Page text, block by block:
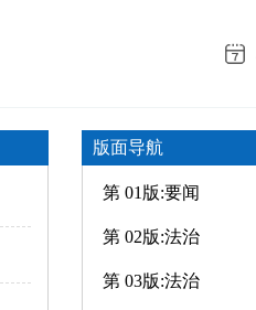
版面导航
第 01版:要闻
第 02版:法治
第 03版:法治